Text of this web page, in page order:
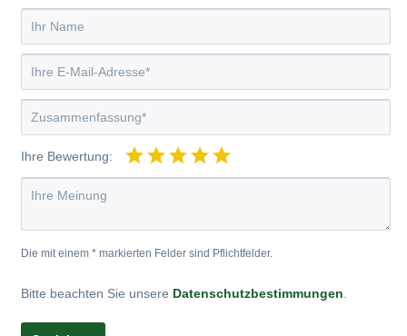
Ihre Bewertung:
Die mit einem * markierten Felder sind Pflichtfelder.
Bitte beachten Sie unsere Datenschutzbestimmungen